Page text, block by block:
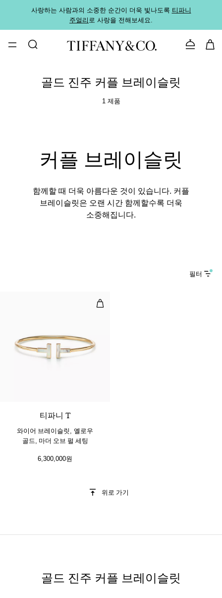
사랑하는 사람과의 소중한 순간이 더욱 빛나도록 티파니
주얼리로 사랑을 전해보세요.
문의하기
골드 진주 커플 브레이슬릿
1 제품
커플 브레이슬릿
함께할 때 더욱 아름다운 것이 있습니다. 커플
브레이슬릿은 오랜 시간 함께할수록 더욱
소중해집니다.
필터
와이어 브레이슬릿, 옐로우 골드, 마
티파니 T
와이어 브레이슬릿, 옐로우
골드, 마더 오브 펄 세팅
6,300,000원
위로 가기
골드 진주 커플 브레이슬릿